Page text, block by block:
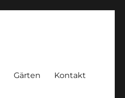
Gärten Kontakt